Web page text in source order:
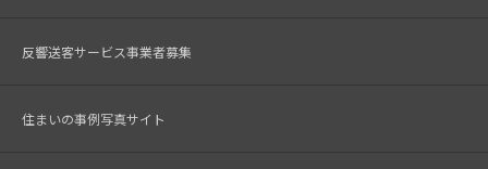
反響送客サービス事業者募集
住まいの事例写真サイト